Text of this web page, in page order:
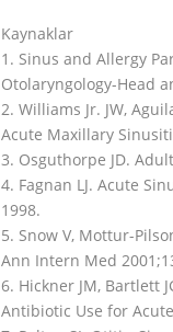
Kaynaklar
1. Sinus and Allergy
Otolaryngology-Head
2. Williams Jr. JW,
Acute Maxillary
3. Osguthorpe JD.
4. Fagnan LJ. Acute
1998.
5. Snow V, Mottur-
Ann Intern Med
6. Hickner JM, Bartlett
Antibiotic Use for